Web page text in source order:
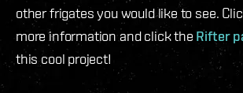
other frigates you would like to see.
more information and click the Rifter
this cool project!